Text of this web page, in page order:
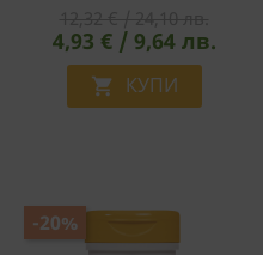
4,93 € / 9,64 лв.
 КУПИ
-20%